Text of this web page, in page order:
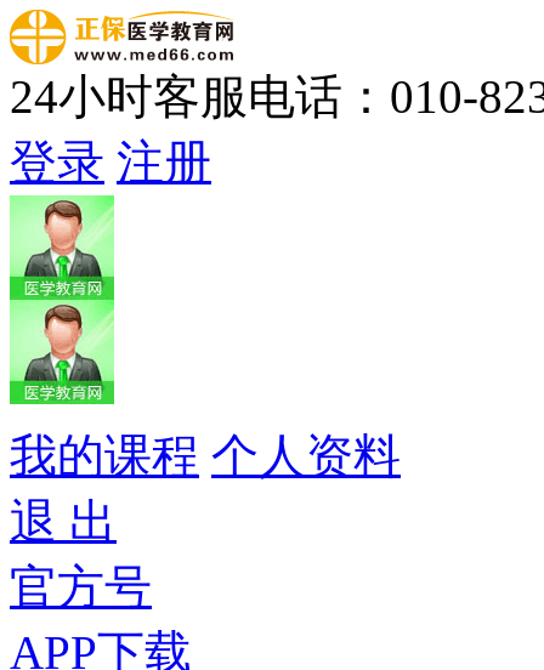
24小时客服电话：010-
登录 注册
我的课程 个人资料
退 出
官方号
APP下载